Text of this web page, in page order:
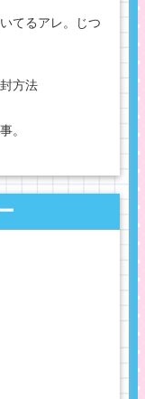
てるアレ。じつ
方法
。